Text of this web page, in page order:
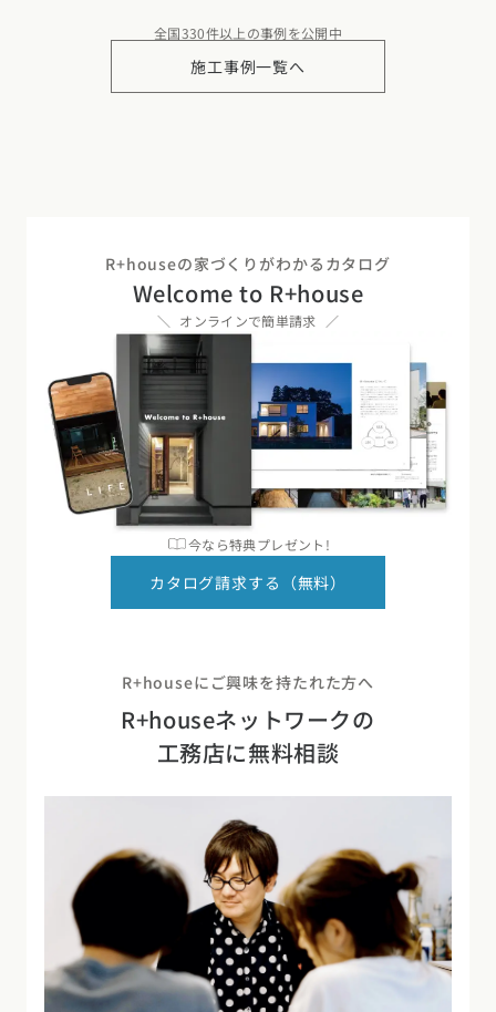
全国330件以上の事例を公開中
施工事例一覧へ
R+houseの家づくりがわかるカタログ
Welcome to R+house
オンラインで簡単請求
今なら特典プレゼント!
カタログ請求する（無料）
R+houseにご興味を持たれた方へ
R+houseネットワークの
工務店に無料相談